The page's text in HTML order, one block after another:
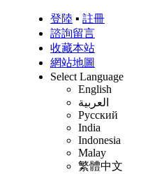
登陸 ▪ 註冊
諮詢留言
收藏本站
網站地圖
Select Language
English
العربية
Русский
India
Indonesia
Malay
繁體中文